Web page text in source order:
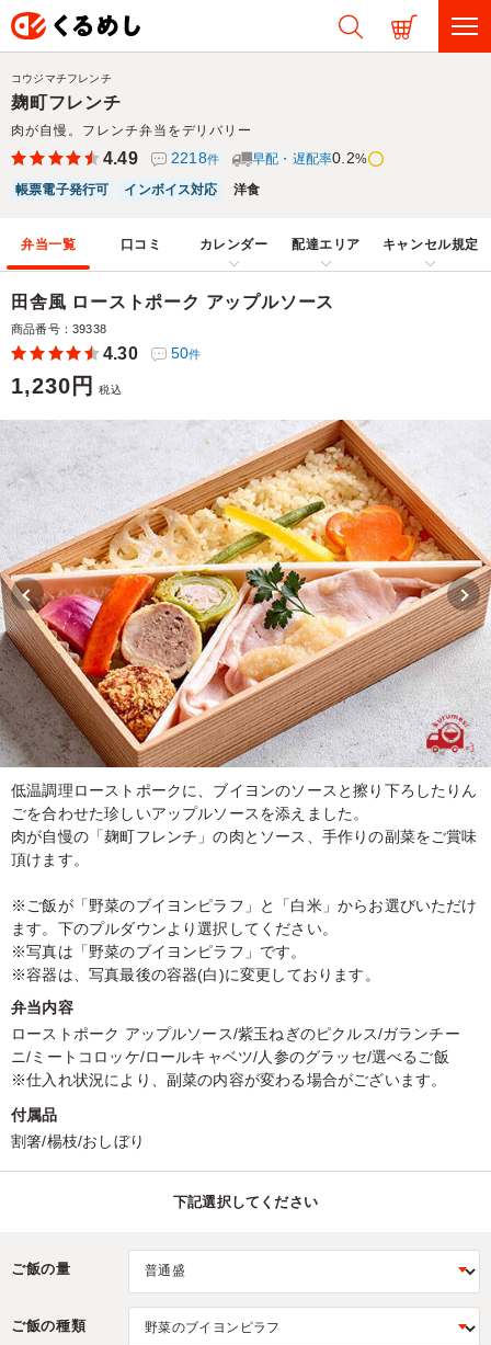
麹町フレンチ
肉が自慢。フレンチ弁当をデリバリー
コウジマチフレンチ
4.49 2218件 早配・遅配率0.2%
帳票電子発行可
インボイス対応 洋食
弁当一覧 口コミ カレンダー 配達エリア キャンセル規定
田舎風 ローストポーク アップルソース
商品番号：39338
4.30 50件
1,230円 税込
低温調理ローストポークに、ブイヨンのソースと擦り下ろしたりん
ごを合わせた珍しいアップルソースを添えました。
肉が自慢の「麹町フレンチ」の肉とソース、手作りの副菜をご賞味
頂けます。
※ご飯が「野菜のブイヨンピラフ」と「白米」からお選びいただけ
ます。下のプルダウンより選択してください。
※写真は「野菜のブイヨンピラフ」です。
※容器は、写真最後の容器(白)に変更しております。
弁当内容
ローストポーク アップルソース/紫玉ねぎのピクルス/ガランチー
ニ/ミートコロッケ/ロールキャベツ/人参のグラッセ/選べるご飯
※仕入れ状況により、副菜の内容が変わる場合がございます。
付属品
割箸/楊枝/おしぼり
下記選択してください
ご飯の量
ご飯の種類